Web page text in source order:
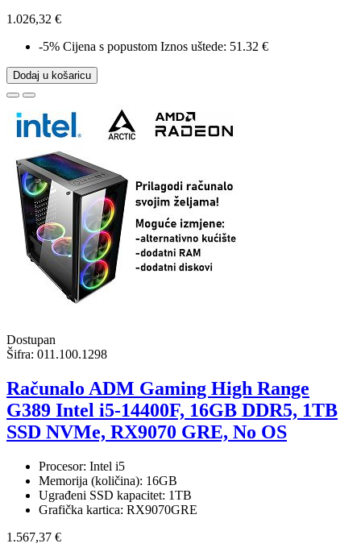
1.026,32 €
-5% Cijena s popustom Iznos uštede: 51.32 €
Dodaj u košaricu
Dostupan
Šifra: 011.100.1298
Računalo ADM Gaming High Range
G389 Intel i5-14400F, 16GB DDR5, 1TB
SSD NVMe, RX9070 GRE, No OS
Procesor: Intel i5
Memorija (količina): 16GB
Ugrađeni SSD kapacitet: 1TB
Grafička kartica: RX9070GRE
1.567,37 €